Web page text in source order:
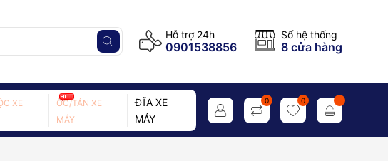
Hỗ trợ 24h
0901538856
Số hệ thống
8 cửa hàng
XE
ỐC/TÁN XE
MÁY
ĐĨA XE
MÁY
0 0